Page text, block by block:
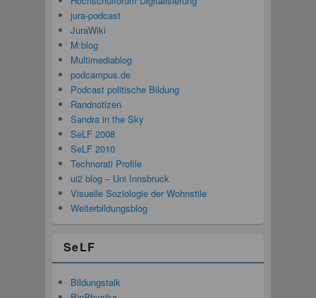
jura-podcast
JuraWiki
M:blog
Multimediablog
podcampus.de
Podcast politische Bildung
Randnotizen
Sandra in the Sky
SeLF 2008
SeLF 2010
Technorati Profile
ui2 blog – Uni Innsbruck
Visuelle Soziologie der Wohnstile
Weiterbildungsblog
SeLF
Bildungstalk